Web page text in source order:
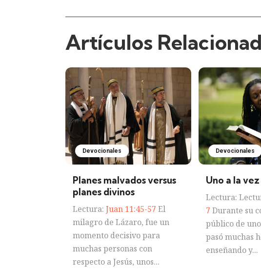
Artículos
Devocionales
Planes malvados versus
planes divinos
Lectura:Juan 11:45-57 El
milagro de Lázaro, fue un
momento decisivo para
muchas personas con
respecto a Jesús, unos...
Devocionales
Uno a la vez
Lectura:
7 Durante su
público de
pasó muchas
enseñando y...